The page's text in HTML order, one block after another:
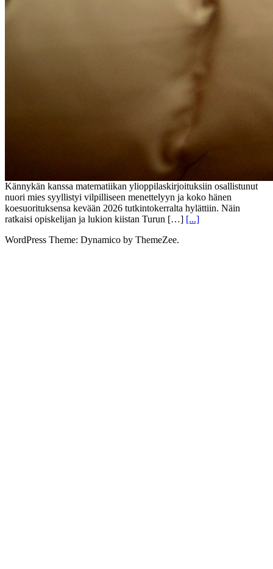
Kännykän kanssa matematiikan ylioppilaskirjoituksiin osallistunut
nuori mies syyllistyi vilpilliseen menettelyyn ja koko hänen
koesuorituksensa kevään 2026 tutkintokerralta hylättiin. Näin
ratkaisi opiskelijan ja lukion kiistan Turun […] [...]
WordPress Theme: Dynamico by ThemeZee.